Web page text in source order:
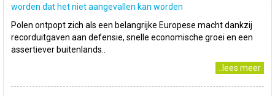
worden dat het niet aangevallen kan worden
Polen ontpopt zich als een belangrijke Europese macht dankzij
recorduitgaven aan defensie, snelle economische groei en een
assertiever buitenlands..
..lees meer